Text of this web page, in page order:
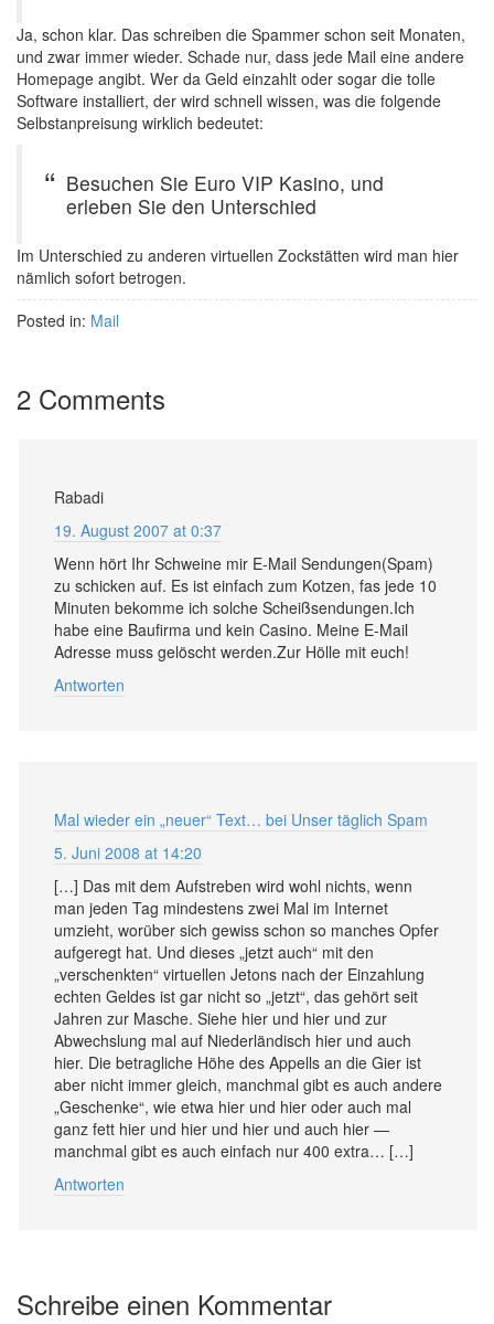
Ja, schon klar. Das schreiben die Spammer schon seit Monaten,
und zwar immer wieder. Schade nur, dass jede Mail eine andere
Homepage angibt. Wer da Geld einzahlt oder sogar die tolle
Software installiert, der wird schnell wissen, was die folgende
Selbstanpreisung wirklich bedeutet:
Besuchen Sie Euro VIP Kasino, und
erleben Sie den Unterschied
Im Unterschied zu anderen virtuellen Zockstätten wird man hier
nämlich sofort betrogen.
Posted in: Mail
2 Comments
Rabadi
19. August 2007 at 0:37
Wenn hört Ihr Schweine mir E-Mail Sendungen(Spam)
zu schicken auf. Es ist einfach zum Kotzen, fas jede 10
Minuten bekomme ich solche Scheißsendungen.Ich
habe eine Baufirma und kein Casino. Meine E-Mail
Adresse muss gelöscht werden.Zur Hölle mit euch!
Antworten
Mal wieder ein „neuer“ Text… bei Unser täglich Spam
5. Juni 2008 at 14:20
[…] Das mit dem Aufstreben wird wohl nichts, wenn
man jeden Tag mindestens zwei Mal im Internet
umzieht, worüber sich gewiss schon so manches Opfer
aufgeregt hat. Und dieses „jetzt auch“ mit den
„verschenkten“ virtuellen Jetons nach der Einzahlung
echten Geldes ist gar nicht so „jetzt“, das gehört seit
Jahren zur Masche. Siehe hier und hier und zur
Abwechslung mal auf Niederländisch hier und auch
hier. Die betragliche Höhe des Appells an die Gier ist
aber nicht immer gleich, manchmal gibt es auch andere
„Geschenke“, wie etwa hier und hier oder auch mal
ganz fett hier und hier und hier und auch hier —
manchmal gibt es auch einfach nur 400 extra… […]
Antworten
Schreibe einen Kommentar